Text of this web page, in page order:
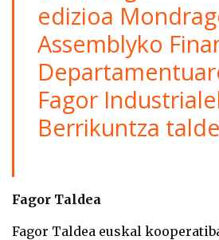
edizioa
Assemblyko
Fagor
Berrikuntza
Fagor Taldea
Fagor Taldea euskal